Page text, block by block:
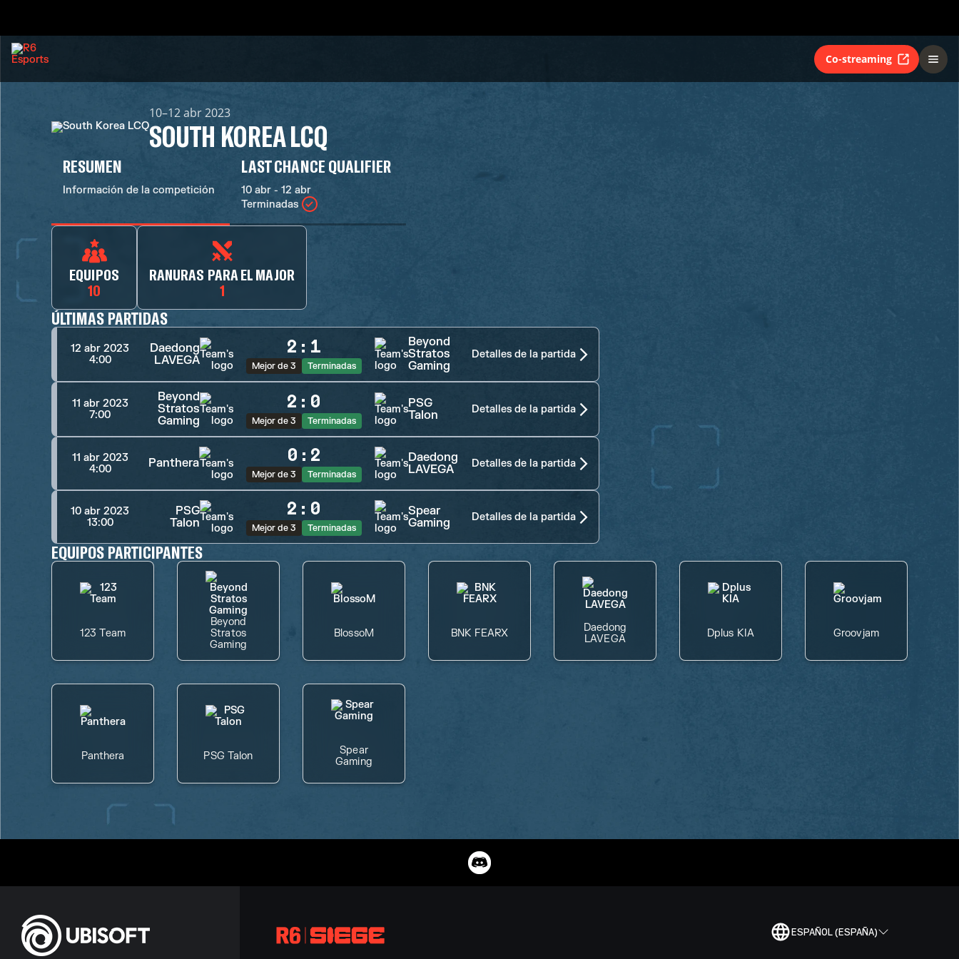
Co-streaming
10–12 abr 2023
SOUTH KOREA LCQ
RESUMEN
Información de la competición
LAST CHANCE QUALIFIER
10 abr - 12 abr
Terminadas
EQUIPOS
10
RANURAS PARA EL MAJOR
1
ÚLTIMAS PARTIDAS
12 abr 2023
4:00
Daedong
LAVEGA
2 : 1
Mejor de 3 Terminadas
Beyond
Stratos
Gaming
Detalles de la partida
11 abr 2023
7:00
Beyond
Stratos
Gaming
2 : 0
Mejor de 3 Terminadas
PSG
Talon
Detalles de la partida
11 abr 2023
4:00
Panthera 0 : 2
Mejor de 3 Terminadas
Daedong
LAVEGA
Detalles de la partida
10 abr 2023
13:00
PSG
Talon
2 : 0
Mejor de 3 Terminadas
Spear
Gaming
Detalles de la partida
EQUIPOS PARTICIPANTES
123 Team
Beyond
Stratos
Gaming
BlossoM BNK FEARX
Daedong
LAVEGA
Dplus KIA Groovjam
Panthera PSG Talon
Spear
Gaming
ESPAÑOL (ESPAÑA)